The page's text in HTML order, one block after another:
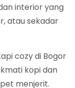
interior yang
atau sekadar
cozy di Bogor
kopi dan
menjerit.